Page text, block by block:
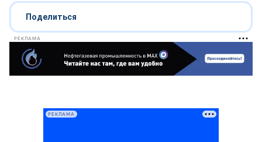
Поделиться
РЕКЛАМА
РЕКЛАМА